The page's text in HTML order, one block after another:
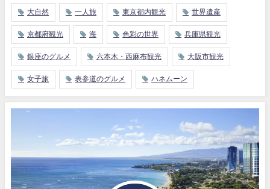
大自然 一人旅 東京都内観光 世界遺産
京都府観光 海 色彩の世界 兵庫県観光
銀座のグルメ 六本木・西麻布観光 大阪市観光
女子旅 表参道のグルメ ハネムーン